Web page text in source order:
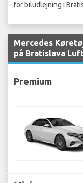
for biludlejning i
Mercedes
på Bratislava
Premium